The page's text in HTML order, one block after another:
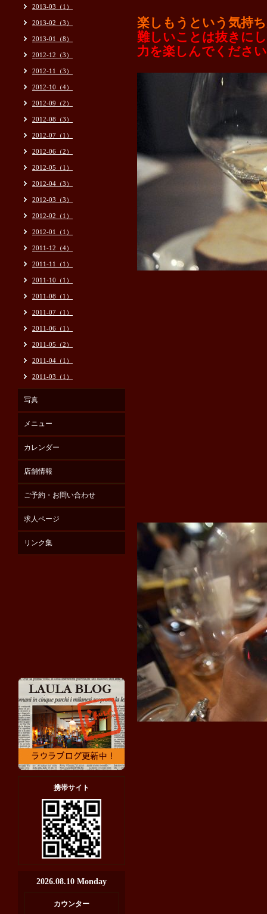
楽しもうという気持
難しいことは抜きに
力を楽しんでくださ
2013-03（1）
2013-02（3）
2013-01（8）
2012-12（3）
2012-11（3）
2012-10（4）
2012-09（2）
2012-08（3）
2012-07（1）
2012-06（2）
2012-05（1）
2012-04（3）
2012-03（3）
2012-02（1）
2012-01（1）
2011-12（4）
2011-11（1）
2011-10（1）
2011-08（1）
2011-07（1）
2011-06（1）
2011-05（2）
2011-04（1）
2011-03（1）
写真
メニュー
カレンダー
店舗情報
ご予約・お問い合わせ
求人ページ
リンク集
携帯サイト
2026.08.10 Monday
カウンター